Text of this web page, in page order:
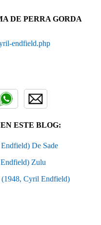
DE PERRA GORDA
endfield.php
ESTE BLOG:
De Sade
Zulu
Cyril Endfield)